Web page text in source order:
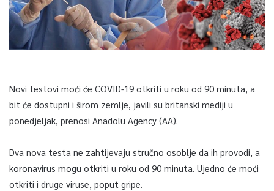
Novi testovi moći će COVID-19 otkriti u roku od 90 minuta, a
bit će dostupni i širom zemlje, javili su britanski mediji u
ponedjeljak, prenosi Anadolu Agency (AA).
Dva nova testa ne zahtijevaju stručno osoblje da ih provodi, a
koronavirus mogu otkriti u roku od 90 minuta. Ujedno će moći
otkriti i druge viruse, poput gripe.